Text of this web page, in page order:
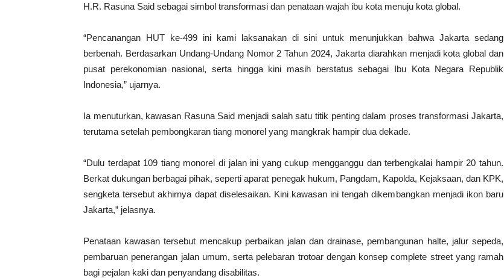
H.R. Rasuna Said sebagai simbol transformasi dan penataan wajah ibu kota menuju kota global.
“Pencanangan HUT ke-499 ini kami laksanakan di sini untuk menunjukkan bahwa Jakarta sedang
berbenah. Berdasarkan Undang-Undang Nomor 2 Tahun 2024, Jakarta diarahkan menjadi kota global dan
pusat perekonomian nasional, serta hingga kini masih berstatus sebagai Ibu Kota Negara Republik
Indonesia,” ujarnya.
Ia menuturkan, kawasan Rasuna Said menjadi salah satu titik penting dalam proses transformasi Jakarta,
terutama setelah pembongkaran tiang monorel yang mangkrak hampir dua dekade.
“Dulu terdapat 109 tiang monorel di jalan ini yang cukup mengganggu dan terbengkalai hampir 20 tahun.
Berkat dukungan berbagai pihak, seperti aparat penegak hukum, Pangdam, Kapolda, Kejaksaan, dan KPK,
sengketa tersebut akhirnya dapat diselesaikan. Kini kawasan ini tengah dikembangkan menjadi ikon baru
Jakarta,” jelasnya.
Penataan kawasan tersebut mencakup perbaikan jalan dan drainase, pembangunan halte, jalur sepeda,
pembaruan penerangan jalan umum, serta pelebaran trotoar dengan konsep complete street yang ramah
bagi pejalan kaki dan penyandang disabilitas.